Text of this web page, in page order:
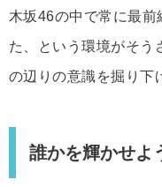
木坂46の中で常に最
た、という環境がそう
の辺りの意識を掘り下
誰かを輝かせよ